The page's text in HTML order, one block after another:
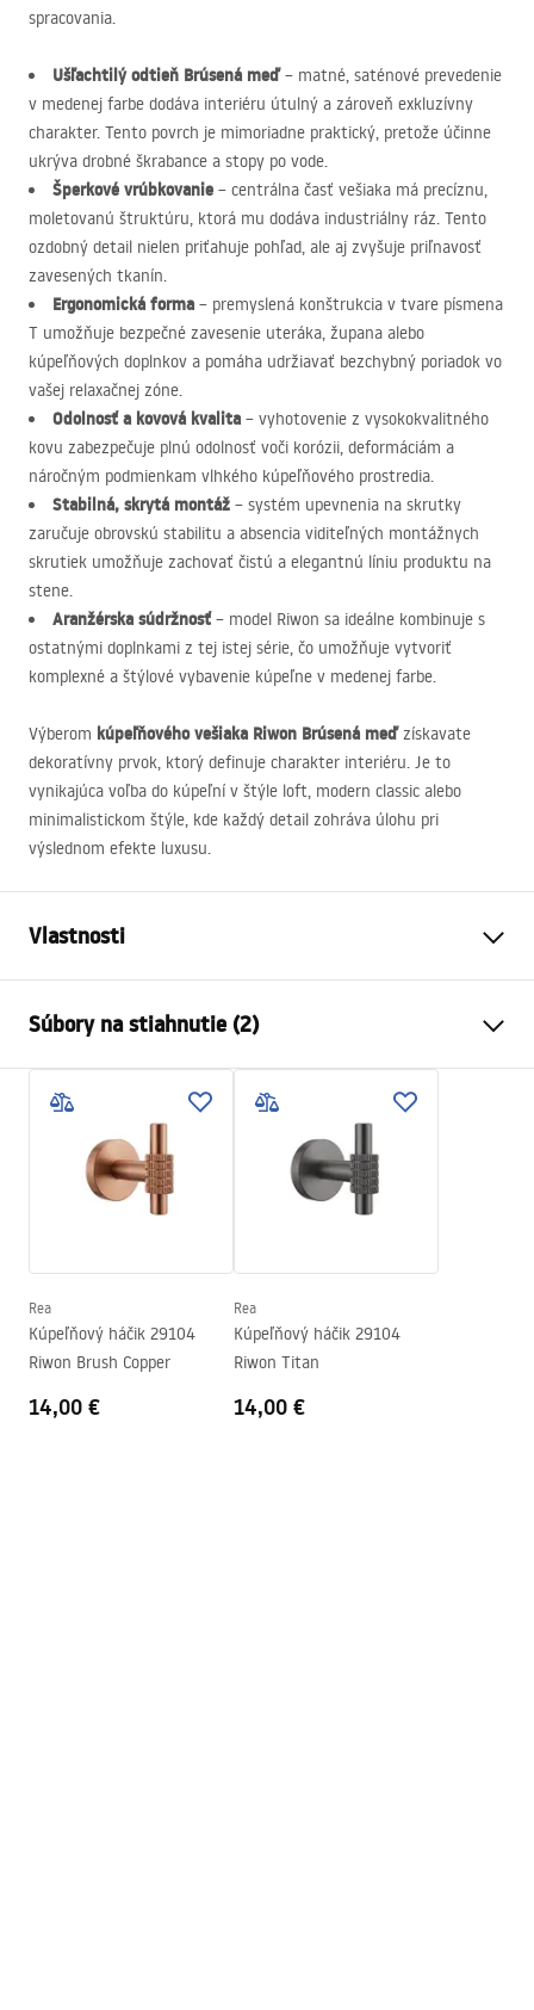
spracovania.
Ušľachtilý odtieň Brúsená meď– matné, saténové prevedenie
v medenej farbe dodáva interiéru útulný a zároveň exkluzívny
charakter. Tento povrch je mimoriadne praktický, pretože účinne
ukrýva drobné škrabance a stopy po vode.
Šperkové vrúbkovanie – centrálna časť vešiaka má precíznu,
moletovanú štruktúru, ktorá mu dodáva industriálny ráz. Tento
ozdobný detail nielen priťahuje pohľad, ale aj zvyšuje priľnavosť
zavesených tkanín.
Ergonomická forma – premyslená konštrukcia v tvare písmena
T umožňuje bezpečné zavesenie uteráka, župana alebo
kúpeľňových doplnkov a pomáha udržiavať bezchybný poriadok vo
vašej relaxačnej zóne.
Odolnosť a kovová kvalita – vyhotovenie z vysokokvalitného
kovu zabezpečuje plnú odolnosť voči korózii, deformáciám a
náročným podmienkam vlhkého kúpeľňového prostredia.
Stabilná, skrytá montáž – systém upevnenia na skrutky
zaručuje obrovskú stabilitu a absencia viditeľných montážnych
skrutiek umožňuje zachovať čistú a elegantnú líniu produktu na
stene.
Aranžérska súdržnosť– model Riwon sa ideálne kombinuje s
ostatnými doplnkami z tej istej série, čo umožňuje vytvoriť
komplexné a štýlové vybavenie kúpeľne v medenej farbe.
Výberom kúpeľňového vešiaka Riwon Brúsená meďzískavate
dekoratívny prvok, ktorý definuje charakter interiéru. Je to
vynikajúca voľba do kúpeľní v štýle loft, modern classic alebo
minimalistickom štýle, kde každý detail zohráva úlohu pri
výslednom efekte luxusu.
Vlastnosti
Materiál
Spôsob montáže
Skrutkovací
Šírka
50
60mm
65mm
Súbory na stiahnutie (2)
Záručné podmienky
Bezpečnostné informácie
Rea
Kúpeľňový háčik 29104
Riwon Brush Copper
14,00 €
Rea
Kúpeľňový háčik 29104
Riwon Titan
14,00 €